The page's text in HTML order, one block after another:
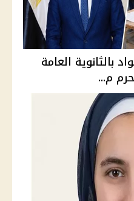
الراسب في 3 مواد بالثانوية العامة
م...